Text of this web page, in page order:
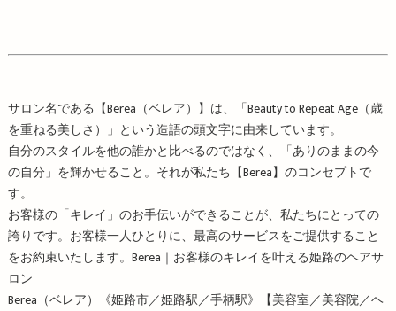
サロン名である【Berea（ベレア）】は、「Beauty to Repeat Age（歳
を重ねる美しさ）」という造語の頭文字に由来しています。
自分のスタイルを他の誰かと比べるのではなく、「ありのままの今
の自分」を輝かせること。それが私たち【Berea】のコンセプトで
す。
お客様の「キレイ」のお手伝いができることが、私たちにとっての
誇りです。お客様一人ひとりに、最高のサービスをご提供すること
をお約束いたします。Berea｜お客様のキレイを叶える姫路のヘアサ
ロン
Berea（ベレア）《姫路市／姫路駅／手柄駅》【美容室／美容院／ヘ